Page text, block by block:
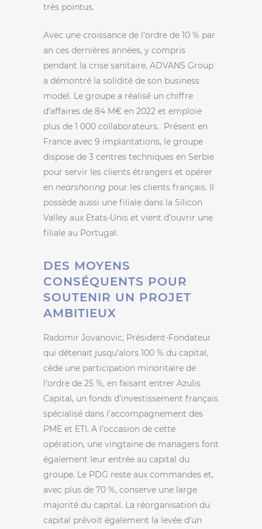
très pointus.
Avec une croissance de l’ordre de 10 % par
an ces dernières années, y compris
pendant la crise sanitaire, ADVANS Group
a démontré la solidité de son business
model. Le groupe a réalisé un chiffre
d’affaires de 84 M€ en 2022 et emploie
plus de 1 000 collaborateurs. Présent en
France avec 9 implantations, le groupe
dispose de 3 centres techniques en Serbie
pour servir les clients étrangers et opérer
en nearshoring pour les clients français. Il
possède aussi une filiale dans la Silicon
Valley aux Etats-Unis et vient d’ouvrir une
filiale au Portugal.
DES MOYENS
CONSÉQUENTS POUR
SOUTENIR UN PROJET
AMBITIEUX
Radomir Jovanovic, Président-Fondateur
qui détenait jusqu’alors 100 % du capital,
cède une participation minoritaire de
l’ordre de 25 %, en faisant entrer Azulis
Capital, un fonds d’investissement français
spécialisé dans l’accompagnement des
PME et ETI. A l’occasion de cette
opération, une vingtaine de managers font
également leur entrée au capital du
groupe. Le PDG reste aux commandes et,
avec plus de 70 %, conserve une large
majorité du capital. La réorganisation du
capital prévoit également la levée d’un